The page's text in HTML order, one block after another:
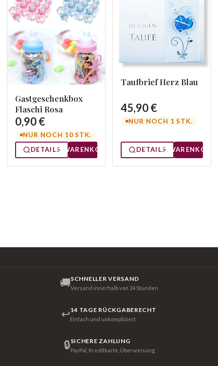
Gastgeschenkbox
Flaschi Rosa
0,90 €
NUR NOCH 10 STK.
DETAILS
WARENKORB
Taufbrief Herz Blau
45,90 €
NUR NOCH 1 STK.
DETAILS WARENKORB
🚚SCHNELLER VERSAND
Versand innerhalb von 24 Stunden
↩14 TAGE RÜCKGABERECHT
Einfach und unkompliziert
🔒SICHERE ZAHLUNG
PayPal, Kreditkarte, Überweisung